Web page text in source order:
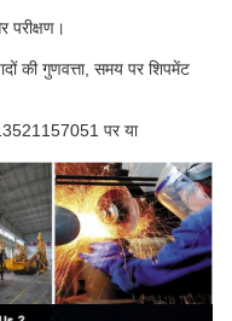
की गुणवत्ता, समय पर शिपमेंट
पर या